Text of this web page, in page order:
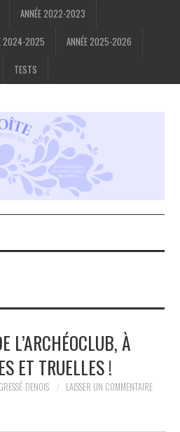
ANNÉE 2022-2023
2024-2025 ANNÉE 2025-2026
TESTS
L’ARCHÉOCLUB, À
ET TRUELLES !
DENOIS LAISSER UN COMMENTAIRE